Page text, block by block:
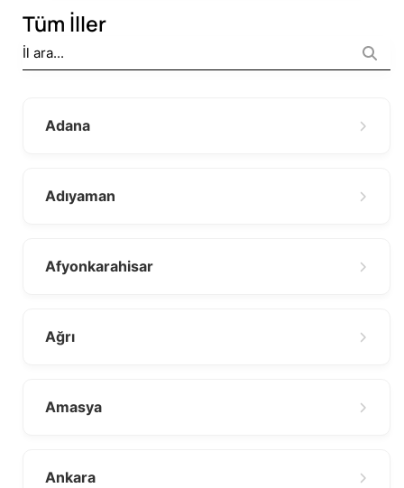
Tüm İller
Adana
Adıyaman
Afyonkarahisar
Ağrı
Amasya
Ankara